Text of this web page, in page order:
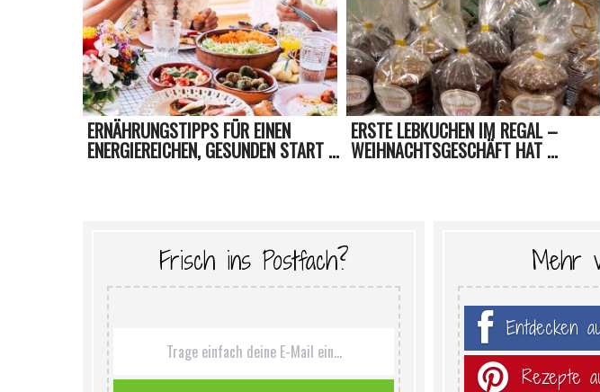
ERNÄHRUNGSTIPPS FÜR EINEN
ENERGIEREICHEN, GESUNDEN START ...
ERSTE LEBKUCHEN IM REGAL –
WEIHNACHTSGESCHÄFT HAT ...
Frisch ins Postfach? Mehr
Entdecken
Rezepte